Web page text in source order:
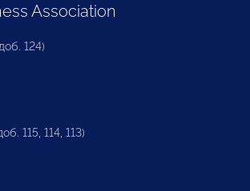
Association
124)
115, 114, 113)